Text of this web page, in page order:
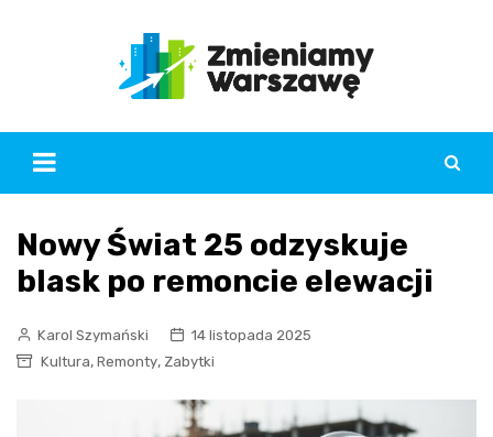
Nowy Świat 25 odzyskuje
blask po remoncie elewacji
Karol Szymański
14 listopada 2025
Kultura, Remonty, Zabytki